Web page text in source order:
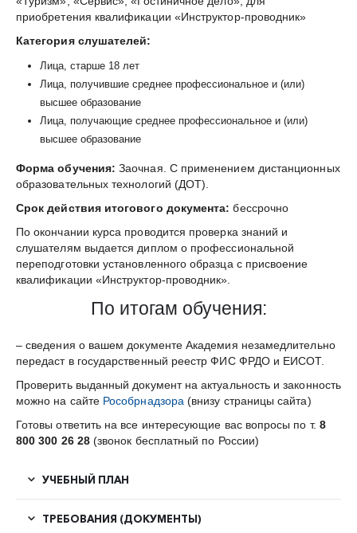
приобретения квалификации «Инструктор-проводник»
Категория слушателей:
Лица, старше 18 лет
Лица, получившие среднее профессиональное и (или)
высшее образование
Лица, получающие среднее профессиональное и (или)
высшее образование
Форма обучения: Заочная. С применением дистанционных
образовательных технологий (ДОТ).
Срок действия итогового документа: бессрочно
По окончании курса проводится проверка знаний и
слушателям выдается диплом о профессиональной
переподготовки установленного образца с присвоение
квалификации «Инструктор-проводник».
По итогам обучения:
– сведения о вашем документе Академия незамедлительно
передаст в государственный реестр ФИС ФРДО и ЕИСОТ.
Проверить выданный документ на актуальность и законность
можно на сайте Рособрнадзора (внизу страницы сайта)
Готовы ответить на все интересующие вас вопросы по т. 8
800 300 26 28(звонок бесплатный по России)
УЧЕБНЫЙ ПЛАН
ТРЕБОВАНИЯ (ДОКУМЕНТЫ)